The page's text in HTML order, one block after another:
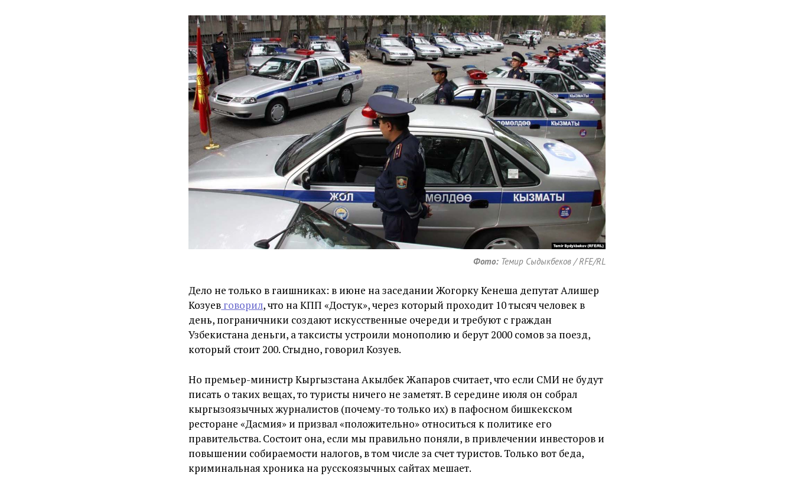
Фото:Темир Сыдыкбеков / RFE/RL
Дело не только в гаишниках: в июне на заседании Жогорку Кенеша депутат Алишер
Козуев говорил, что на КПП «Достук», через который проходит 10 тысяч человек в
день, пограничники создают искусственные очереди и требуют с граждан
Узбекистана деньги, а таксисты устроили монополию и берут 2000 сомов за поезд,
который стоит 200. Стыдно, говорил Козуев.
Но премьер-министр Кыргызстана Акылбек Жапаров считает, что если СМИ не будут
писать о таких вещах, то туристы ничего не заметят. В середине июля он собрал
кыргызоязычных журналистов (почему-то только их) в пафосном бишкекском
ресторане «Дасмия» и призвал «положительно» относиться к политике его
правительства. Состоит она, если мы правильно поняли, в привлечении инвесторов и
повышении собираемости налогов, в том числе за счет туристов. Только вот беда,
криминальная хроника на русскоязычных сайтах мешает.